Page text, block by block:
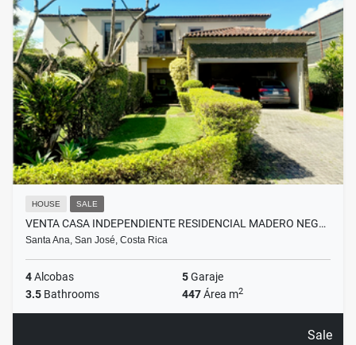
HOUSE SALE
VENTA CASA INDEPENDIENTE RESIDENCIAL MADERO NEG…
Santa Ana, San José, Costa Rica
4Alcobas 5Garaje
3.5 Bathrooms 447Área m2
Sale